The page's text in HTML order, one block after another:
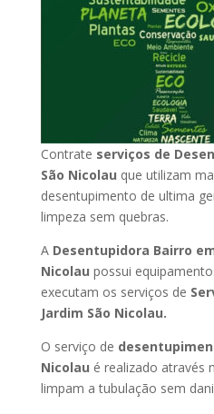
Contrate serviços de
São Nicolau que utilizam
desentupimento de ultima
limpeza sem quebras.
A Desentupidora Bairro
Nicolau possui
executam os serviços de
Jardim São Nicolau.
O serviço de
Nicolau é realizado através
limpam a tubulação sem